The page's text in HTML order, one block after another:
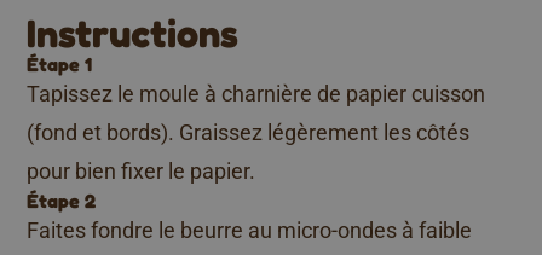
Instructions
Étape 1
Tapissez le moule à charnière de papier cuisson
(fond et bords). Graissez légèrement les côtés
pour bien fixer le papier.
Étape 2
Faites fondre le beurre au micro-ondes à faible